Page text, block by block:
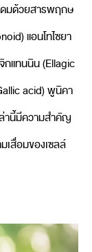
ดมด้วยสารพฤกษ
แอนโทไซยา
แทนนิน (Ellagic
acid) พูนิคา
านี้มีความสำคัญ
เสื่อมของเซลล์